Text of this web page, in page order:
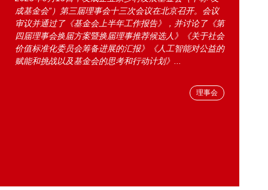
成基金会”）第三届理事会十三次会议在北京召开。会议
审议并通过了《基金会上半年工作报告》，并讨论了《第
四届理事会换届方案暨换届理事推荐候选人》《关于社会
价值标准化委员会筹备进展的汇报》《人工智能对公益的
赋能和挑战以及基金会的思考和行动计划》...
理事会